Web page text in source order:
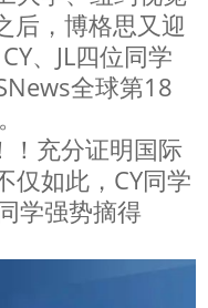
后，博格思又迎
、JL四位同学
全球第18
！充分证明国际
仅如此，CY同学
学强势摘得